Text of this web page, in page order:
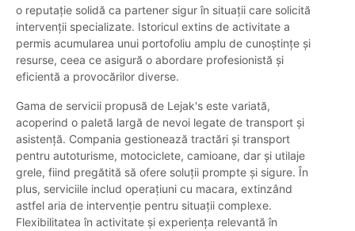
o reputație solidă ca partener sigur în situații care solicită
intervenții specializate. Istoricul extins de activitate a
permis acumularea unui portofoliu amplu de cunoștințe și
resurse, ceea ce asigură o abordare profesionistă și
eficientă a provocărilor diverse.
Gama de servicii propusă de Lejak's este variată,
acoperind o paletă largă de nevoi legate de transport și
asistență. Compania gestionează tractări și transport
pentru autoturisme, motociclete, camioane, dar și utilaje
grele, fiind pregătită să ofere soluții prompte și sigure. În
plus, serviciile includ operațiuni cu macara, extinzând
astfel aria de intervenție pentru situații complexe.
Flexibilitatea în activitate și experiența relevantă în